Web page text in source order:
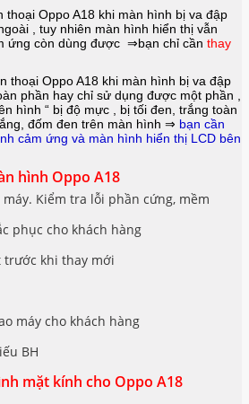
thoại Oppo A18 khi màn hình bị va đập
, tuy nhiên màn hình hiển thị vẫn
ứng còn dùng được ⇒bạn chỉ cần thay
thoại Oppo A18 khi màn hình bị va đập
phần hay chỉ sử dụng được một phần ,
hình “ bị độ mực , bị tối đen, trắng toàn
đốm đen trên màn hình ⇒ bạn cần
cảm ứng và màn hình hiển thị LCD bên
hình Oppo A18
Kiểm tra lỗi phần cứng, mềm
phục cho khách hàng
trước khi thay mới
máy cho khách hàng
BH
mặt kính cho Oppo A18